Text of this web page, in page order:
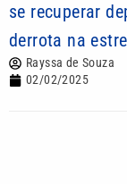
se recuperar
derrota na
Rayssa de Souza
02/02/2025